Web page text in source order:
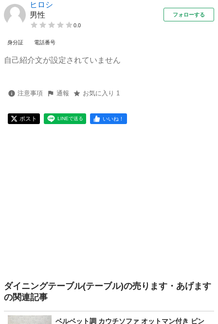
ヒロシ
男性
0.0
フォローする
身分証 電話番号
自己紹介文が設定されていません
注意事項 通報 お気に入り 1
ポスト LINEで送る いいね！
ダイニングテーブル(テーブル)の売ります・あげます
の関連記事
ベルベット調 カウチソファ オットマン付き ピン